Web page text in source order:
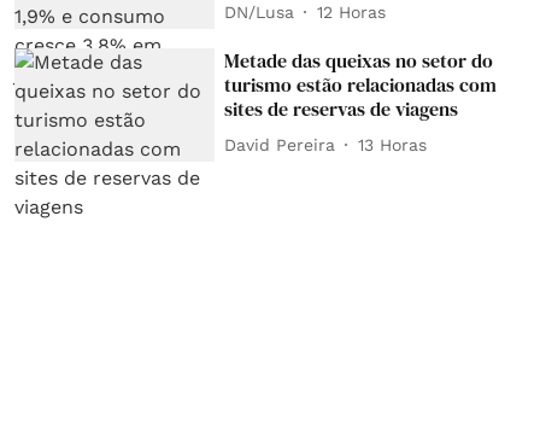
DN/Lusa 12 Horas
Metade das queixas no setor do
turismo estão relacionadas com
sites de reservas de viagens
David Pereira 13 Horas